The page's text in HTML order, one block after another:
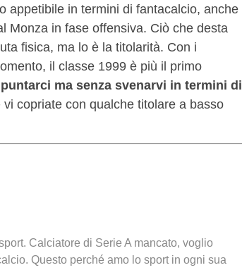
appetibile in termini di fantacalcio, anche
Monza in fase offensiva. Ciò che desta
fisica, ma lo è la titolarità. Con i
il classe 1999 è più il primo
ma senza svenarvi in termini di
copriate con qualche titolare a basso
Calciatore di Serie A mancato, voglio
Questo perché amo lo sport in ogni sua